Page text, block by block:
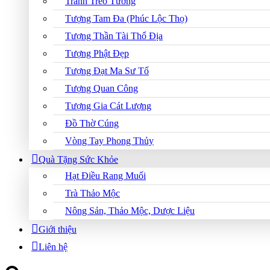
Tượng Tam Đa (Phúc Lộc Thọ)
Tượng Thần Tài Thổ Địa
Tượng Phật Đẹp
Tượng Đạt Ma Sư Tổ
Tượng Quan Công
Tượng Gia Cát Lượng
Đồ Thờ Cúng
Vòng Tay Phong Thủy
Quà Tặng Sức Khỏe
Hạt Điều Rang Muối
Trà Thảo Mộc
Nông Sản, Thảo Mộc, Dược Liệu
Giới thiệu
Liên hệ